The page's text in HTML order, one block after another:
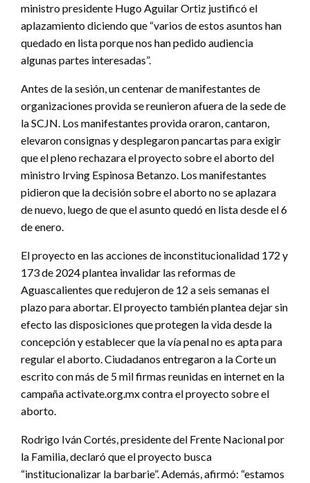
ministro presidente Hugo Aguilar Ortiz justificó el
aplazamiento diciendo que “varios de estos asuntos han
quedado en lista porque nos han pedido audiencia
algunas partes interesadas”.
Antes de la sesión, un centenar de manifestantes de
organizaciones provida se reunieron afuera de la sede de
la SCJN. Los manifestantes provida oraron, cantaron,
elevaron consignas y desplegaron pancartas para exigir
que el pleno rechazara el proyecto sobre el aborto del
ministro Irving Espinosa Betanzo. Los manifestantes
pidieron que la decisión sobre el aborto no se aplazara
de nuevo, luego de que el asunto quedó en lista desde el 6
de enero.
El proyecto en las acciones de inconstitucionalidad 172 y
173 de 2024 plantea invalidar las reformas de
Aguascalientes que redujeron de 12 a seis semanas el
plazo para abortar. El proyecto también plantea dejar sin
efecto las disposiciones que protegen la vida desde la
concepción y establecer que la vía penal no es apta para
regular el aborto. Ciudadanos entregaron a la Corte un
escrito con más de 5 mil firmas reunidas en internet en la
campaña activate.org.mx contra el proyecto sobre el
aborto.
Rodrigo Iván Cortés, presidente del Frente Nacional por
la Familia, declaró que el proyecto busca
“institucionalizar la barbarie”. Además, afirmó: “estamos